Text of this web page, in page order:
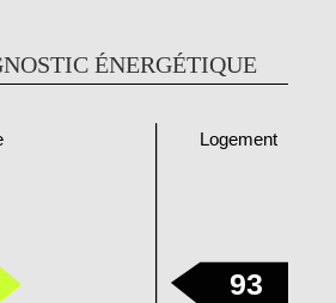
ÉNERGÉTIQUE
Logement
93